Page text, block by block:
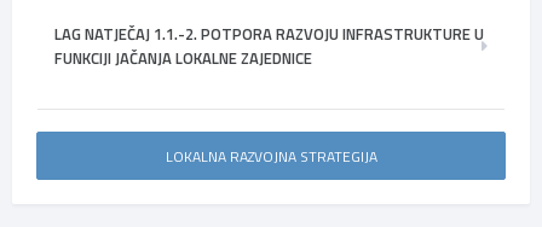
LAG NATJEČAJ 1.1.-2. POTPORA RAZVOJU INFRASTRUKTURE U
FUNKCIJI JAČANJA LOKALNE ZAJEDNICE
LOKALNA RAZVOJNA STRATEGIJA